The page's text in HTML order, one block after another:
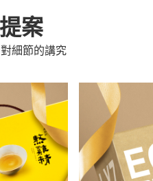
案
細節的講究